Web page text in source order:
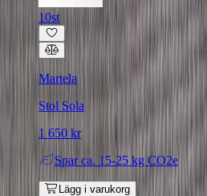
10st
Martela
Stol Sola
1 650 kr
Spar ca. 15-25 kg CO2e
Lägg i varukorg